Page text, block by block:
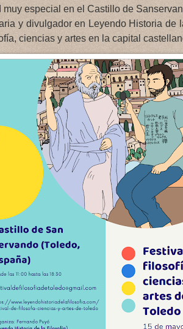
especial en el Castillo de
y divulgador en Leyendo Historia de
ciencias y artes en la capital